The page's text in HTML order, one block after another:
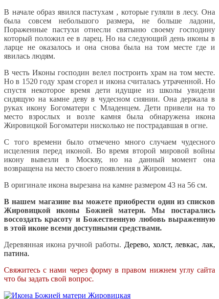
В начале образ явился пастухам , которые гуляли в лесу. Она
была совсем небольшого размера, не больше ладони,
Пораженные пастухи отнесли святыню своему господину
который положил ее в ларец. Но на следующий день иконы в
ларце не оказалось и она снова была на том месте где и
явилась людям.
В честь Иконы господин велел построить храм на том месте.
Но в 1520 году храм сгорел и икона считалась утраченной. Но
спустя некоторое время дети идущие из школы увидели
сидящую на камне деву в чудесном сиянии. Она держала в
руках икону Богоматери с Младенцем. Дети привели на то
место взрослых и возле камня была обнаружена икона
Жировицкой Богоматери нисколько не пострадавшая в огне.
С того времени было отмечено много случаем чудесного
исцеления перед иконой. Во время второй мировой войны
икону вывезли в Москву, но на данный момент она
возвращена на место своего появления в Жировицы.
В оригинале икона вырезана на камне размером 43 на 56 см.
В нашем магазине вы можете приобрести один из списков
Жировицкой иконы Божией матери. Мы постарались
воссоздать красоту и Божественную любовь выраженную
в этой иконе всеми доступными средствами.
Деревянная икона ручной работы. Дерево, холст, левкас, лак,
патина.
Свяжитесь с нами через форму в правом нижнем углу сайта
что бы задать свой вопрос.